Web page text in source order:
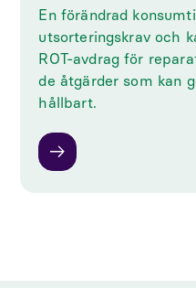
En förändrad
utsorteringskrav och
ROT-avdrag för
de åtgärder som kan
hållbart.